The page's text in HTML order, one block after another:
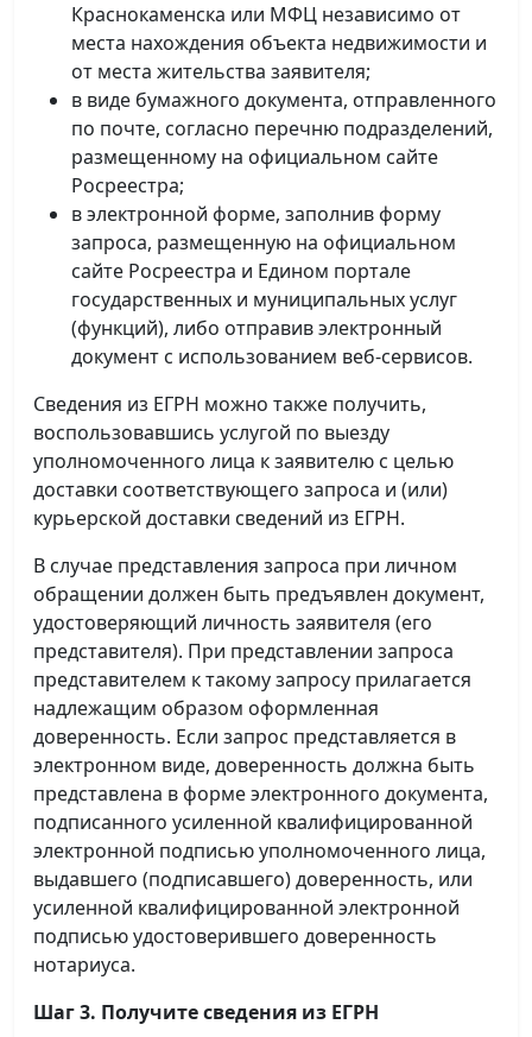
Краснокаменска или МФЦ независимо от
места нахождения объекта недвижимости и
от места жительства заявителя;
в виде бумажного документа, отправленного
по почте, согласно перечню подразделений,
размещенному на официальном сайте
Росреестра;
в электронной форме, заполнив форму
запроса, размещенную на официальном
сайте Росреестра и Едином портале
государственных и муниципальных услуг
(функций), либо отправив электронный
документ с использованием веб-сервисов.
Сведения из ЕГРН можно также получить,
воспользовавшись услугой по выезду
уполномоченного лица к заявителю с целью
доставки соответствующего запроса и (или)
курьерской доставки сведений из ЕГРН.
В случае представления запроса при личном
обращении должен быть предъявлен документ,
удостоверяющий личность заявителя (его
представителя). При представлении запроса
представителем к такому запросу прилагается
надлежащим образом оформленная
доверенность. Если запрос представляется в
электронном виде, доверенность должна быть
представлена в форме электронного документа,
подписанного усиленной квалифицированной
электронной подписью уполномоченного лица,
выдавшего (подписавшего) доверенность, или
усиленной квалифицированной электронной
подписью удостоверившего доверенность
нотариуса.
Шаг 3. Получите сведения из ЕГРН